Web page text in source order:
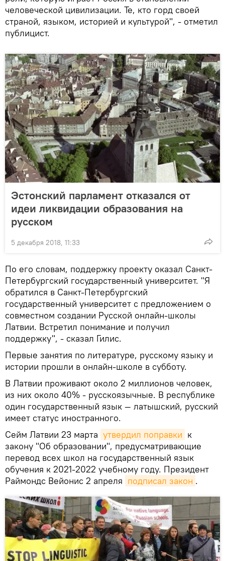
человеческой цивилизации. Те, кто горд своей
страной, языком, историей и культурой", - отметил
публицист.
Эстонский парламент отказался от
идеи ликвидации образования на
русском
5 декабря 2018, 11:33
По его словам, поддержку проекту оказал Санкт-
Петербургский государственный университет. "Я
обратился в Санкт-Петербургский
государственный университет с предложением о
совместном создании Русской онлайн-школы
Латвии. Встретил понимание и получил
поддержку", - сказал Гилис.
Первые занятия по литературе, русскому языку и
истории прошли в онлайн-школе в субботу.
В Латвии проживают около 2 миллионов человек,
из них около 40% - русскоязычные. В республике
один государственный язык — латышский, русский
имеет статус иностранного.
Сейм Латвии 23 марта утвердил поправки к
закону "Об образовании", предусматривающие
перевод всех школ на государственный язык
обучения к 2021-2022 учебному году. Президент
Раймондс Вейонис 2 апреля подписал закон .